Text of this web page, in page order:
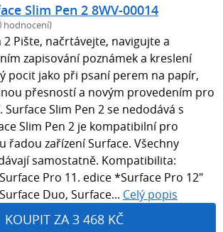
Slim Pen 2 8WV-00014
hodnocení)
2 Pište, načrtávejte, navigujte a
zapisování poznámek a kreslení
pocit jako při psaní perem na papír,
přesností a novým provedením pro
Slim Pen 2 se nedodává s
Slim Pen 2 je kompatibilní pro
řadou zařízení Surface. Všechny
samostatně. Kompatibilita:
Pro 11. edice *Surface Pro 12"
Duo, Surface... Celý popis
KOUPIT ZA 3 468 KČ